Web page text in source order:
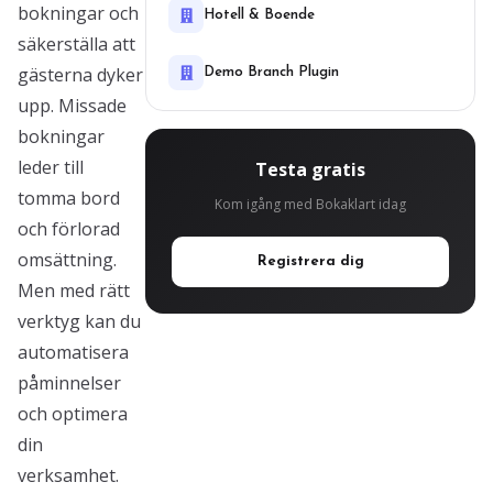
bokningar och
säkerställa att
gästerna dyker
upp. Missade
bokningar
leder till
tomma bord
och förlorad
omsättning.
Men med rätt
verktyg kan du
automatisera
påminnelser
och optimera
din
verksamhet.
Hotell & Boende
Demo Branch Plugin
Testa gratis
Kom igång med Bokaklart idag
Registrera dig